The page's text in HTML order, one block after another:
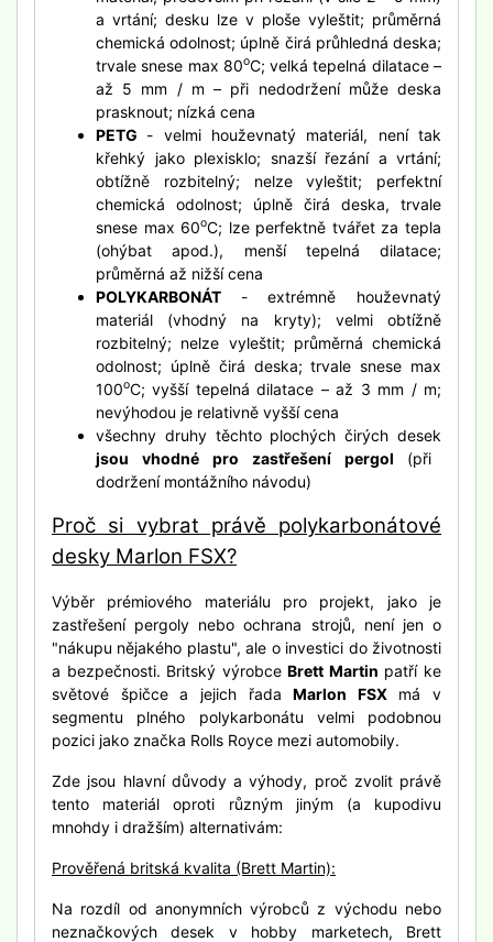
a vrtání; desku lze v ploše vyleštit; průměrná
chemická odolnost; úplně čirá průhledná deska;
trvale snese max 80oC; velká tepelná dilatace –
až 5 mm / m – při nedodržení může deska
prasknout; nízká cena
PETG - velmi houževnatý materiál, není tak
křehký jako plexisklo; snazší řezání a vrtání;
obtížně rozbitelný; nelze vyleštit; perfektní
chemická odolnost; úplně čirá deska, trvale
snese max 60oC; lze perfektně tvářet za tepla
(ohýbat apod.), menší tepelná dilatace;
průměrná až nižší cena
POLYKARBONÁT - extrémně houževnatý
materiál (vhodný na kryty); velmi obtížně
rozbitelný; nelze vyleštit; průměrná chemická
odolnost; úplně čirá deska; trvale snese max
100oC; vyšší tepelná dilatace – až 3 mm / m;
nevýhodou je relativně vyšší cena
všechny druhy těchto plochých čirých desek
jsou vhodné pro zastřešení pergol (při
dodržení montážního návodu)
Proč si vybrat právě polykarbonátové
desky Marlon FSX?
Výběr prémiového materiálu pro projekt, jako je
zastřešení pergoly nebo ochrana strojů, není jen o
"nákupu nějakého plastu", ale o investici do životnosti
a bezpečnosti. Britský výrobceBrett Martin patří ke
světové špičce a jejich řadaMarlon FSXmá v
segmentu plného polykarbonátu velmi podobnou
pozici jako značka Rolls Royce mezi automobily.
Zde jsou hlavní důvody a výhody, proč zvolit právě
tento materiál oproti různým jiným (a kupodivu
mnohdy i dražším) alternativám:
Prověřená britská kvalita (Brett Martin):
Na rozdíl od anonymních výrobců z východu nebo
neznačkových desek v hobby marketech, Brett